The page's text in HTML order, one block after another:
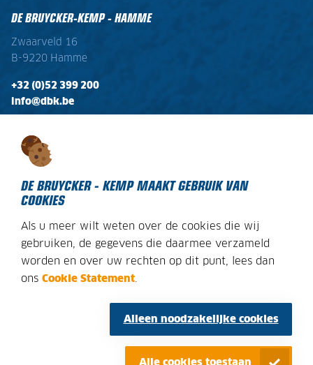
DE BRUYCKER - KEMP MAAKT GEBRUIK VAN
COOKIES
Als u meer wilt weten over de cookies die wij
gebruiken, de gegevens die daarmee verzameld
worden en over uw rechten op dit punt, lees dan
ons Cookie Statement
Alleen noodzakelijke cookies
Alle cookies toestaan
DE BRUYCKER-KEMP - HAMME
Zwaarveld 16
B-9220 Hamme
+32 (0)52 399 200
info@dbk.be
Ma - Vr:
DECLARATION SUR LES COOKIES
AVIS JURIDIQUE
POLITIQUE DE CONFIDENTIALITE